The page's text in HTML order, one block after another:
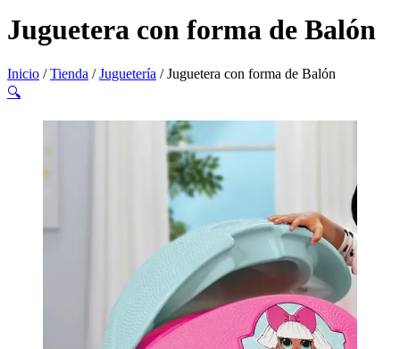
Juguetera con forma de Balón
Inicio /Tienda /Juguetería / Juguetera con forma de Balón
🔍